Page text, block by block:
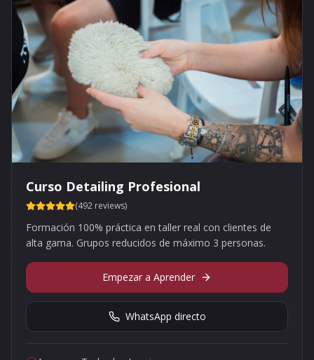
Curso Detailing Profesional
(492 reviews)
Formación 100% práctica en taller real con clientes de
alta gama. Grupos reducidos de máximo 3 personas.
Empezar a Aprender
WhatsApp directo